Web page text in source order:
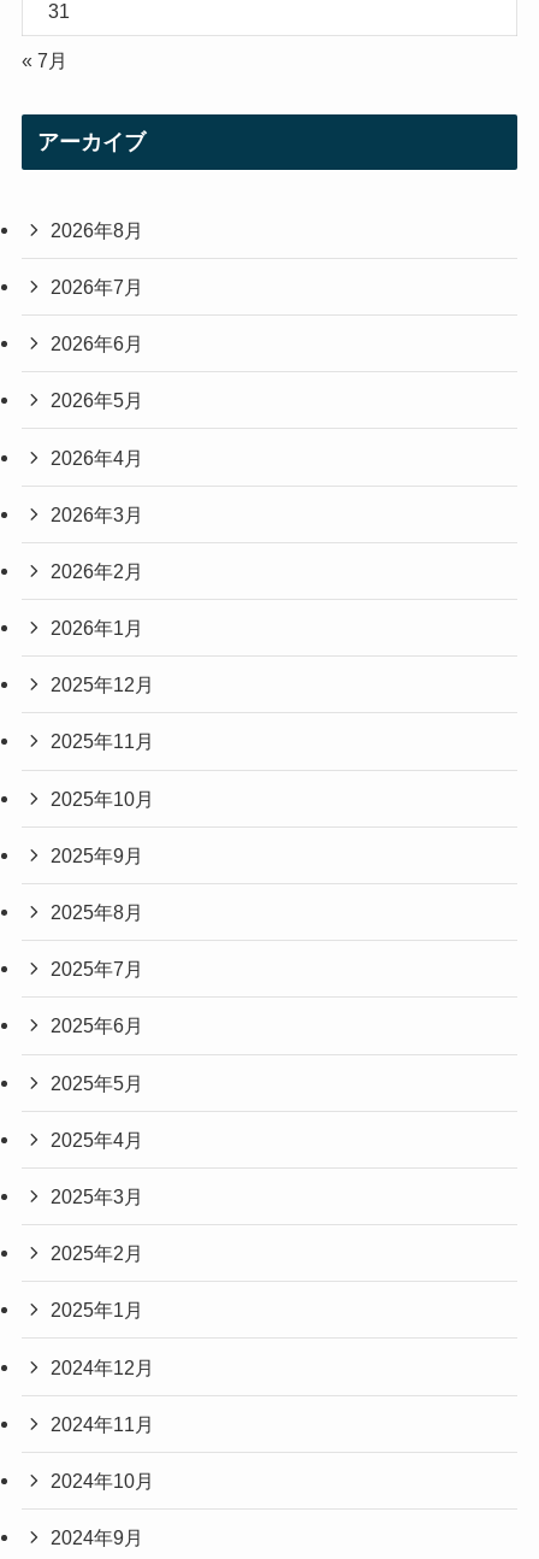
31
« 7月
アーカイブ
2026年8月
2026年7月
2026年6月
2026年5月
2026年4月
2026年3月
2026年2月
2026年1月
2025年12月
2025年11月
2025年10月
2025年9月
2025年8月
2025年7月
2025年6月
2025年5月
2025年4月
2025年3月
2025年2月
2025年1月
2024年12月
2024年11月
2024年10月
2024年9月